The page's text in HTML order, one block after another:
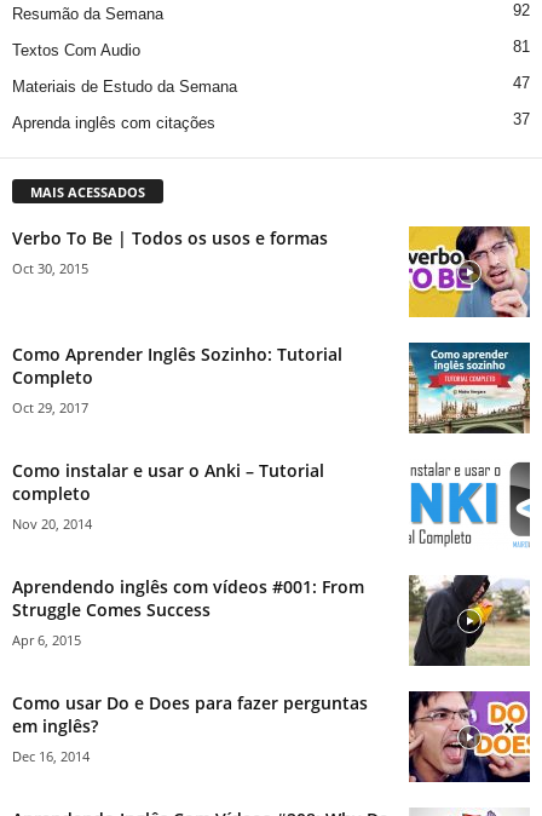
Resumão da Semana 92
Textos Com Audio 81
Materiais de Estudo da Semana 47
Aprenda inglês com citações 37
MAIS ACESSADOS
Verbo To Be | Todos os usos e formas
Oct 30, 2015
Como Aprender Inglês Sozinho: Tutorial
Completo
Oct 29, 2017
Como instalar e usar o Anki – Tutorial
completo
Nov 20, 2014
Aprendendo inglês com vídeos #001: From
Struggle Comes Success
Apr 6, 2015
Como usar Do e Does para fazer perguntas
em inglês?
Dec 16, 2014